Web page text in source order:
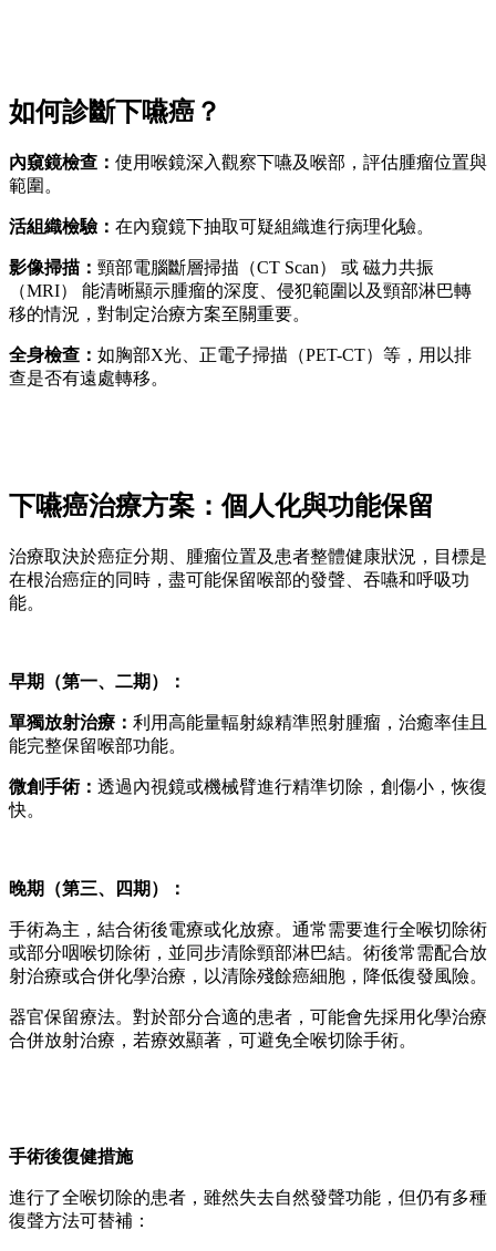
如何診斷下嚥癌？
內窺鏡檢查： 使用喉鏡深入觀察下嚥及喉部，評估腫瘤位置與
範圍。
活組織檢驗： 在內窺鏡下抽取可疑組織進行病理化驗。
影像掃描： 頸部電腦斷層掃描（CT Scan） 或 磁力共振
（MRI） 能清晰顯示腫瘤的深度、侵犯範圍以及頸部淋巴轉
移的情況，對制定治療方案至關重要。
全身檢查： 如胸部X光、正電子掃描（PET-CT）等，用以排
查是否有遠處轉移。
下嚥癌治療方案：個人化與功能保留
治療取決於癌症分期、腫瘤位置及患者整體健康狀況，目標是
在根治癌症的同時，盡可能保留喉部的發聲、吞嚥和呼吸功
能。
早期（第一、二期）：
單獨放射治療： 利用高能量輻射線精準照射腫瘤，治癒率佳且
能完整保留喉部功能。
微創手術： 透過內視鏡或機械臂進行精準切除，創傷小，恢復
快。
晚期（第三、四期）：
手術為主，結合術後電療或化放療。通常需要進行全喉切除術
或部分咽喉切除術，並同步清除頸部淋巴結。術後常需配合放
射治療或合併化學治療，以清除殘餘癌細胞，降低復發風險。
器官保留療法。對於部分合適的患者，可能會先採用化學治療
合併放射治療，若療效顯著，可避免全喉切除手術。
手術後復健措施
進行了全喉切除的患者，雖然失去自然發聲功能，但仍有多種
復聲方法可替補：